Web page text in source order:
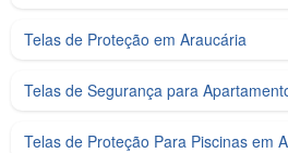
Telas de Proteção em Araucária
Telas de Segurança para
Telas de Proteção Para Piscinas em